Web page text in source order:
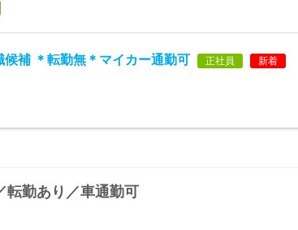
補 ＊転勤無＊マイカー通勤可 正社員 新着
転勤あり／車通勤可